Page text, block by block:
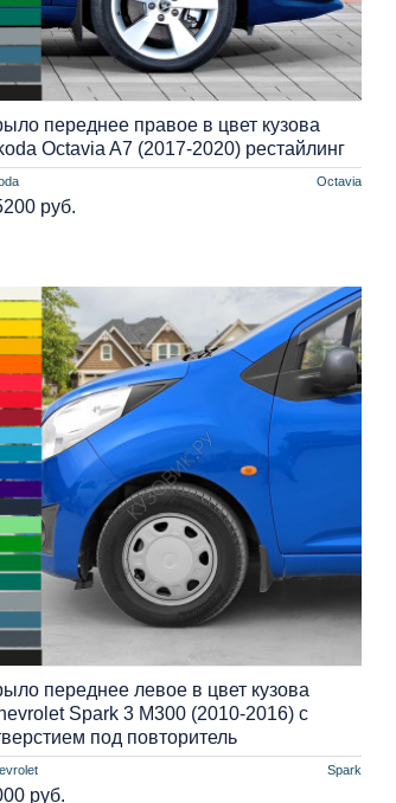
Octavia
переднее правое в цвет кузова
Octavia A7 (2017-2020) рестайлинг
руб.
Spark
переднее левое в цвет кузова
Spark 3 M300 (2010-2016) с
под повторитель
руб.